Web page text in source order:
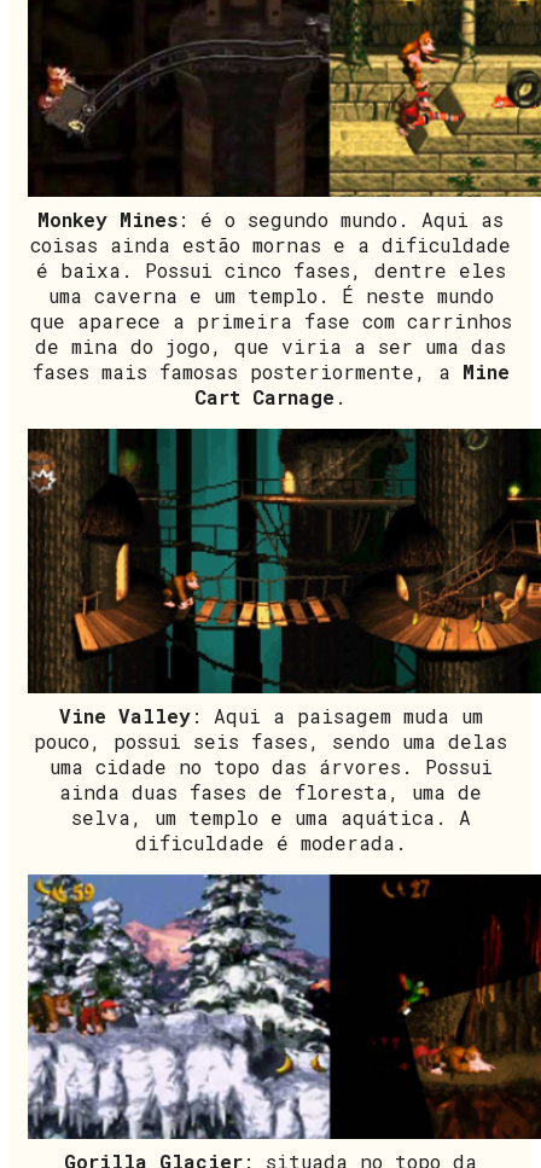
Monkey Mines: é o segundo mundo. Aqui as
coisas ainda estão mornas e a dificuldade
é baixa. Possui cinco fases, dentre eles
uma caverna e um templo. É neste mundo
que aparece a primeira fase com carrinhos
de mina do jogo, que viria a ser uma das
fases mais famosas posteriormente, a Mine
Cart Carnage .
Vine Valley: Aqui a paisagem muda um
pouco, possui seis fases, sendo uma delas
uma cidade no topo das árvores. Possui
ainda duas fases de floresta, uma de
selva, um templo e uma aquática. A
dificuldade é moderada.
Gorilla Glacier: situada no topo da